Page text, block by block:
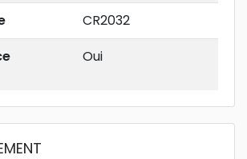
CR2032
Oui